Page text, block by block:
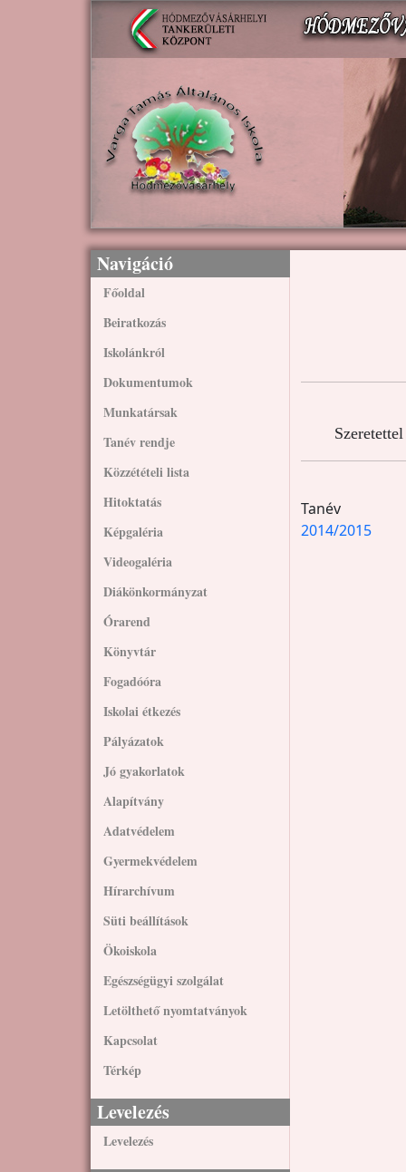
Ugrás a tartalomra
Navigáció
Főoldal
Beiratkozás
Iskolánkról
Dokumentumok
Munkatársak
Tanév rendje
Közzétételi lista
Hitoktatás
Képgaléria
Videogaléria
Diákönkormányzat
Órarend
Könyvtár
Fogadóóra
Iskolai étkezés
Pályázatok
Jó gyakorlatok
Alapítvány
Adatvédelem
Gyermekvédelem
Hírarchívum
Süti beállítások
Ökoiskola
Egészségügyi szolgálat
Letölthető nyomtatványok
Kapcsolat
Térkép
Levelezés
Levelezés
Tanév
2014/2015